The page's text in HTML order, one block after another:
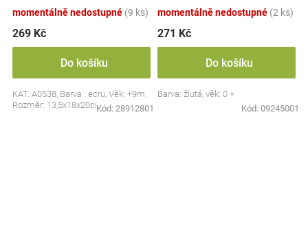
momentálně nedostupné (9 ks)
269 Kč
Do košíku
KAT. A0538, Barva : ecru, Věk: +9m,
Rozměr: 13,5x18x20cmKód: 28912801
momentálně nedostupné (2 ks)
271 Kč
Do košíku
Barva: žlutá, věk: 0 +
Kód: 09245001